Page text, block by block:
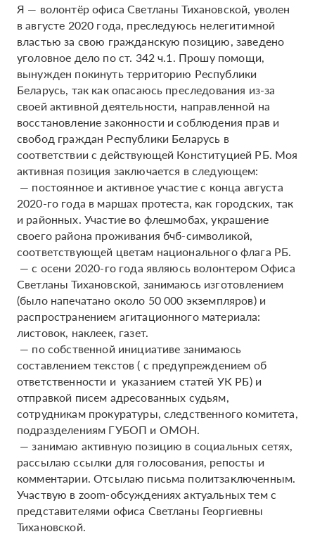
Я — волонтёр офиса Светланы Тихановской, уволен
в августе 2020 года, преследуюсь нелегитимной
властью за свою гражданскую позицию, заведено
уголовное дело по ст. 342 ч.1. Прошу помощи,
вынужден покинуть территорию Республики
Беларусь, так как опасаюсь преследования из-за
своей активной деятельности, направленной на
восстановление законности и соблюдения прав и
свобод граждан Республики Беларусь в
соответствии с действующей Конституцией РБ. Моя
активная позиция заключается в следующем:
— постоянное и активное участие с конца августа
2020-го года в маршах протеста, как городских, так
и районных. Участие во флешмобах, украшение
своего района проживания бчб-символикой,
соответствующей цветам национального флага РБ.
— с осени 2020-го года являюсь волонтером Офиса
Светланы Тихановской, занимаюсь изготовлением
(было напечатано около 50 000 экземпляров) и
распространением агитационного материала:
листовок, наклеек, газет.
— по собственной инициативе занимаюсь
составлением текстов ( с предупреждением об
ответственности и указанием статей УК РБ) и
отправкой писем адресованных судьям,
сотрудникам прокуратуры, следственного комитета,
подразделениям ГУБОП и ОМОН.
— занимаю активную позицию в социальных сетях,
рассылаю ссылки для голосования, репосты и
комментарии. Отсылаю письма политзаключенным.
Участвую в zoom-обсуждениях актуальных тем с
представителями офиса Светланы Георгиевны
Тихановской.